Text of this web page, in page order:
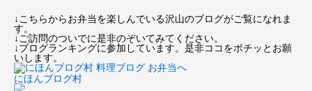
↓こちらからお弁当を楽しんでいる沢山のブログがご覧になれま
す。
↓ご訪問のついでに是非のぞいてみてください。
↓ブログランキングに参加しています。是非ココをポチッとお願
いします。
にほんブログ村